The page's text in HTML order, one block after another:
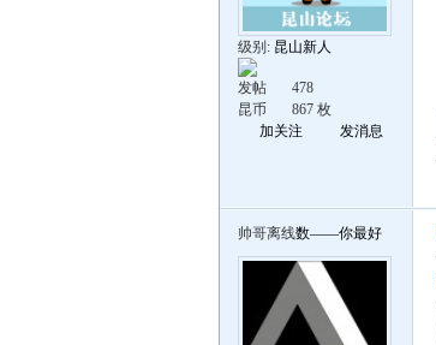
级别: 昆山新人
发帖
478
昆币
867 枚
加关注
发消息
帅哥离线数——你最好